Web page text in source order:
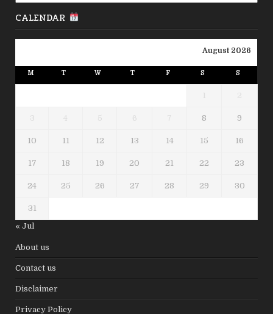
CALENDAR
August 2026
M T W T F S S
1 2
3 4 5 6 7 8 9
10 11 12 13 14 15 16
17 18 19 20 21 22 23
24 25 26 27 28 29 30
31
« Jul
About us
Contact us
Disclaimer
Privacy Policy